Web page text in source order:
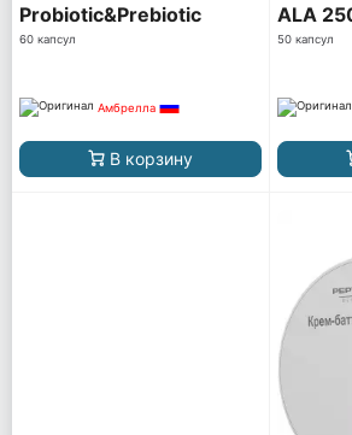
Probiotic&Prebiotic
60 капсул
Амбрелла
В корзину
ALA
50 капсул